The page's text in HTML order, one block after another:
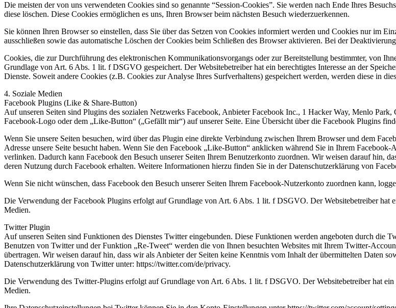
Die meisten der von uns verwendeten Cookies sind so genannte “Session-Cookies”. Sie werden nach Ende Ihres
diese löschen. Diese Cookies ermöglichen es uns, Ihren Browser beim nächsten Besuch wiederzuerkennen.
Sie können Ihren Browser so einstellen, dass Sie über das Setzen von Cookies informiert werden und Cookies nur im
ausschließen sowie das automatische Löschen der Cookies beim Schließen des Browser aktivieren. Bei der
Cookies, die zur Durchführung des elektronischen Kommunikationsvorgangs oder zur Bereitstellung bestimmter, von
Grundlage von Art. 6 Abs. 1 lit. f DSGVO gespeichert. Der Websitebetreiber hat ein berechtigtes Interesse an der
Dienste. Soweit andere Cookies (z.B. Cookies zur Analyse Ihres Surfverhaltens) gespeichert werden, werden diese in
4. Soziale Medien
Facebook Plugins (Like & Share-Button)
Auf unseren Seiten sind Plugins des sozialen Netzwerks Facebook, Anbieter Facebook Inc., 1 Hacker Way, Menlo
Facebook-Logo oder dem „Like-Button“ („Gefällt mir“) auf unserer Seite. Eine Übersicht über die Facebook Plugins
Wenn Sie unsere Seiten besuchen, wird über das Plugin eine direkte Verbindung zwischen Ihrem Browser und dem
Adresse unsere Seite besucht haben. Wenn Sie den Facebook „Like-Button“ anklicken während Sie in Ihrem
verlinken. Dadurch kann Facebook den Besuch unserer Seiten Ihrem Benutzerkonto zuordnen. Wir weisen darauf hin,
deren Nutzung durch Facebook erhalten. Weitere Informationen hierzu finden Sie in der Datenschutzerklärung von
Wenn Sie nicht wünschen, dass Facebook den Besuch unserer Seiten Ihrem Facebook-Nutzerkonto zuordnen kann,
Die Verwendung der Facebook Plugins erfolgt auf Grundlage von Art. 6 Abs. 1 lit. f DSGVO. Der Websitebetreiber hat
Medien.
Twitter Plugin
Auf unseren Seiten sind Funktionen des Dienstes Twitter eingebunden. Diese Funktionen werden angeboten durch
Benutzen von Twitter und der Funktion „Re-Tweet“ werden die von Ihnen besuchten Websites mit Ihrem Twitter-
übertragen. Wir weisen darauf hin, dass wir als Anbieter der Seiten keine Kenntnis vom Inhalt der übermittelten Daten
Datenschutzerklärung von Twitter unter: https://twitter.com/de/privacy.
Die Verwendung des Twitter-Plugins erfolgt auf Grundlage von Art. 6 Abs. 1 lit. f DSGVO. Der Websitebetreiber hat
Medien.